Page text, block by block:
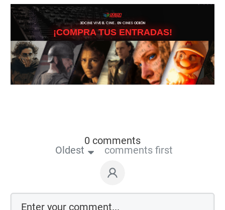
3DCINE VIVE EL CINE… EN CINES ODEÓN
¡COMPRA TUS ENTRADAS!
0 comments
Oldest comments first